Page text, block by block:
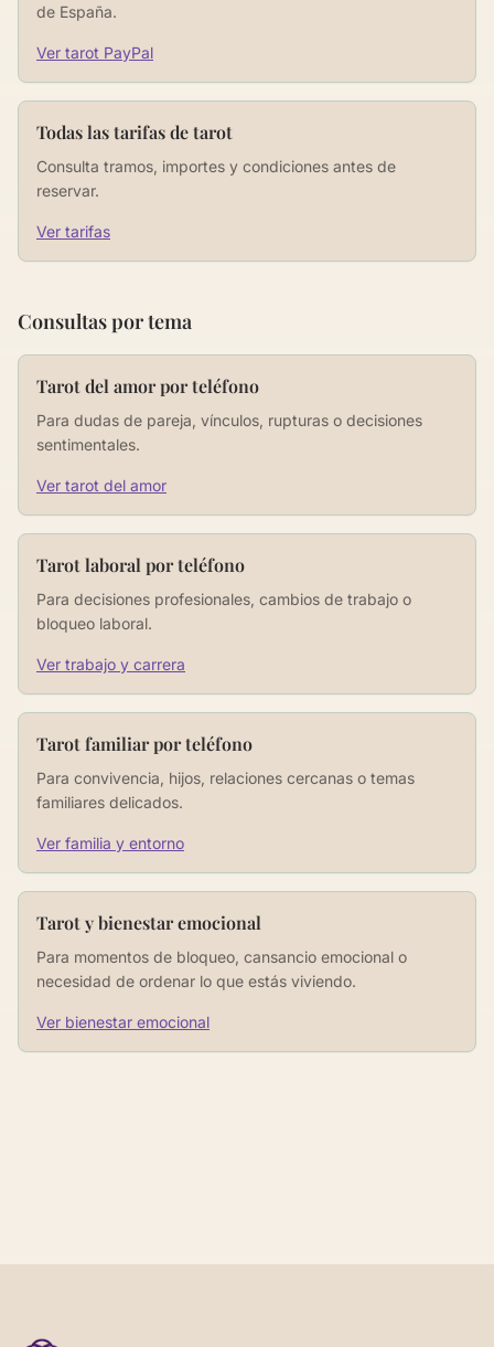
de España.
Ver tarot PayPal
Todas las tarifas de tarot
Consulta tramos, importes y condiciones antes de
reservar.
Ver tarifas
Consultas por tema
Tarot del amor por teléfono
Para dudas de pareja, vínculos, rupturas o decisiones
sentimentales.
Ver tarot del amor
Tarot laboral por teléfono
Para decisiones profesionales, cambios de trabajo o
bloqueo laboral.
Ver trabajo y carrera
Tarot familiar por teléfono
Para convivencia, hijos, relaciones cercanas o temas
familiares delicados.
Ver familia y entorno
Tarot y bienestar emocional
Para momentos de bloqueo, cansancio emocional o
necesidad de ordenar lo que estás viviendo.
Ver bienestar emocional